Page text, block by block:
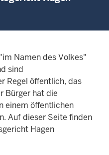
Namen des Volkes"
sind
Regel öffentlich, das
Bürger hat die
einem öffentlichen
Auf dieser Seite finden
Hagen